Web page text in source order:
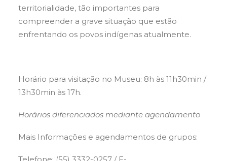
territorialidade, tão importantes para
compreender a grave situação que estão
enfrentando os povos indígenas atualmente.
Horário para visitação no Museu: 8h às 11h30min /
13h30min às 17h.
Horários diferenciados mediante agendamento
Mais Informações e agendamentos de grupos: